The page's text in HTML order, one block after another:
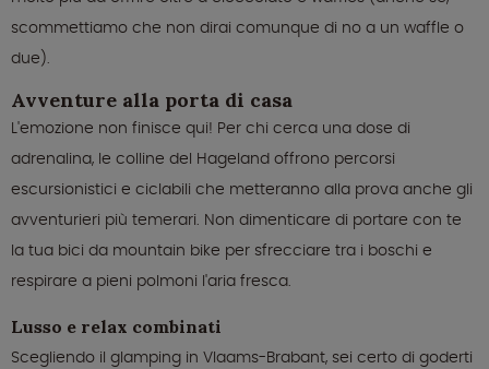
scommettiamo che non dirai comunque di no a un waffle o
due).
Avventure alla porta di casa
L'emozione non finisce qui! Per chi cerca una dose di
adrenalina, le colline del Hageland offrono percorsi
escursionistici e ciclabili che metteranno alla prova anche gli
avventurieri più temerari. Non dimenticare di portare con te
la tua bici da mountain bike per sfrecciare tra i boschi e
respirare a pieni polmoni l'aria fresca.
Lusso e relax combinati
Scegliendo il glamping in Vlaams-Brabant, sei certo di goderti